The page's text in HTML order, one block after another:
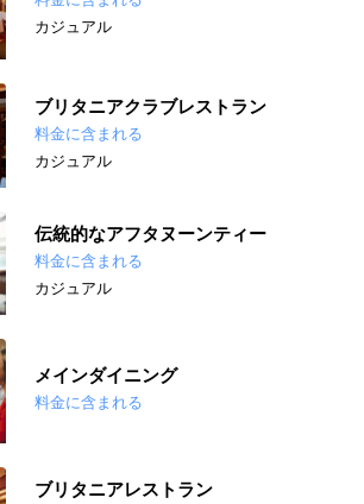
カジュアル
ブリタニアクラブレストラン
料金に含まれる
カジュアル
伝統的なアフタヌーンティー
料金に含まれる
カジュアル
メインダイニング
料金に含まれる
ブリタニアレストラン